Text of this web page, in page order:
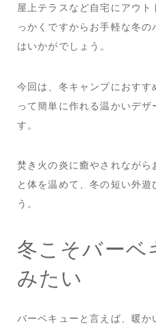
屋上テラスなど自宅にアウ
っかくですからお手軽な冬
はいかがでしょう。
今回は、冬キャンプにおす
って簡単に作れる温かいデ
す。
焚き火の炎に癒やされなが
と体を温めて、冬の短い外
う。
冬こそバーベ
みたい
バーベキューと言えば、暖